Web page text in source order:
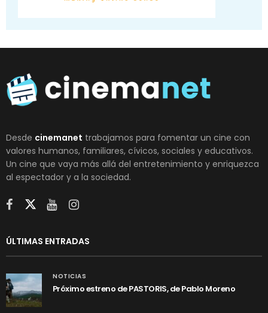
Desde cinemanet trabajamos para fomentar un cine con
valores humanos, familiares, cívicos, sociales y educativos.
Un cine que vaya más allá del entretenimiento y enriquezca
al espectador y a la sociedad.
ÚLTIMAS ENTRADAS
NOTICIAS
Próximo estreno de PASTORIS, de Pablo Moreno